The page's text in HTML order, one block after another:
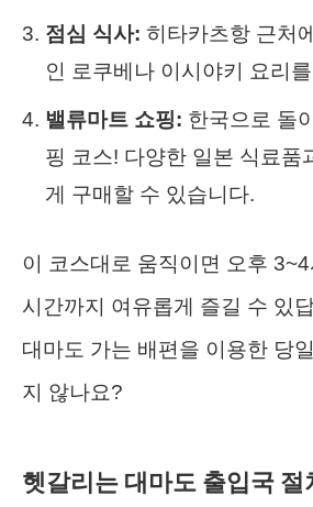
점심 식사: 히타카츠항 근처
인 로쿠베나 이시야키 요리
밸류마트 쇼핑: 한국으로 돌
핑 코스! 다양한 일본 식료품
게 구매할 수 있습니다.
이 코스대로 움직이면 오후
시간까지 여유롭게 즐길 수 있
대마도 가는 배편을 이용한 당
지 않나요?
헷갈리는 대마도 출입국 절